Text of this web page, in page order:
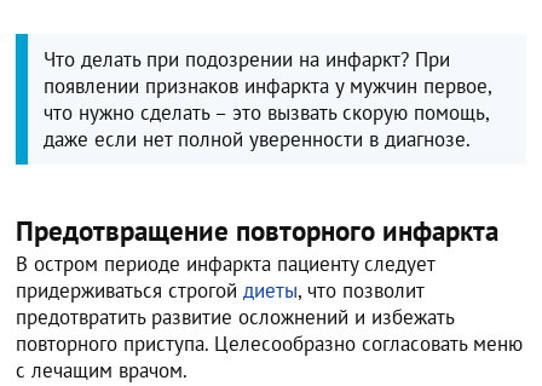
Что делать при подозрении на инфаркт? При
появлении признаков инфаркта у мужчин первое,
что нужно сделать – это вызвать скорую помощь,
даже если нет полной уверенности в диагнозе.
Предотвращение повторного инфаркта
В остром периоде инфаркта пациенту следует
придерживаться строгойдиеты, что позволит
предотвратить развитие осложнений и избежать
повторного приступа. Целесообразно согласовать меню
с лечащим врачом.